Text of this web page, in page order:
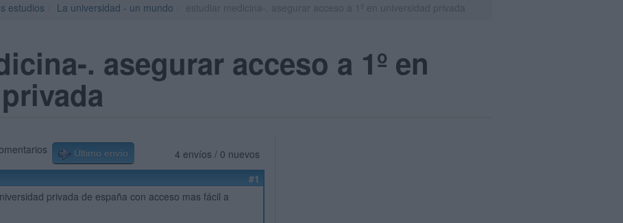
estudios La universidad - un mundo
. asegurar acceso a 1º en
4 envíos / 0 nuevos
Último envío
#1
privada de españa con acceso mas fácil a